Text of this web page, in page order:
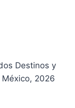
Destinos y
2026